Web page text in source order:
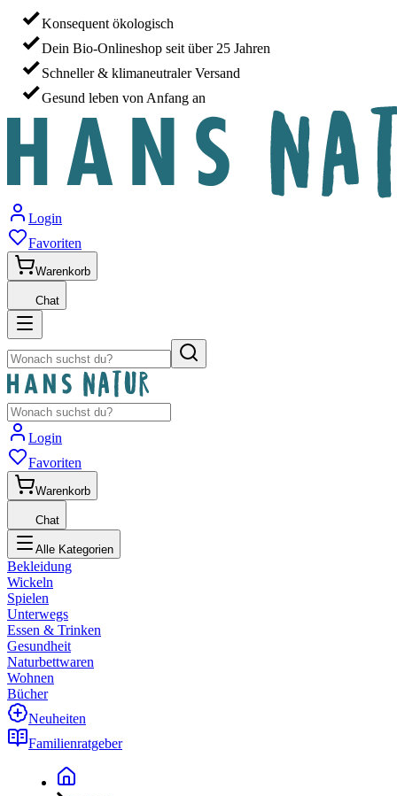
Konsequent ökologisch
Dein Bio-Onlineshop seit über 25 Jahren
Schneller & klimaneutraler Versand
Gesund leben von Anfang an
Login
Favoriten
Warenkorb
Chat
Login
Favoriten
Warenkorb
Chat
Alle Kategorien
Bekleidung
Wickeln
Spielen
Unterwegs
Essen & Trinken
Gesundheit
Naturbettwaren
Wohnen
Bücher
Neuheiten
Familienratgeber